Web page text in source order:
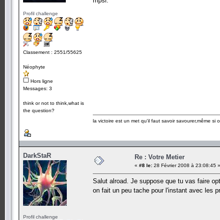
Profil challenge
Classement : 2551/55625
Néophyte
Hors ligne
Messages: 3
think or not to think,what is
the question?
la victoire est un met qu'il faut savoir savourer,même si
DarkStaR
Profil challenge
Re : Votre Metier
« #8 le: 28 Février 2008 à 23:08:45 »
Salut alroad. Je suppose que tu vas faire
on fait un peu tache pour l'instant avec les